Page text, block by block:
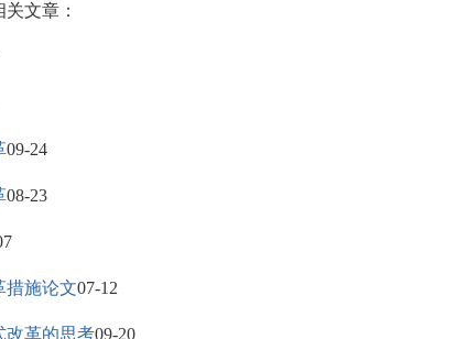
文章：
09-24
08-23
措施论文07-12
改革的思考09-20